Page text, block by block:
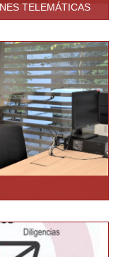
TELEMÁTICAS